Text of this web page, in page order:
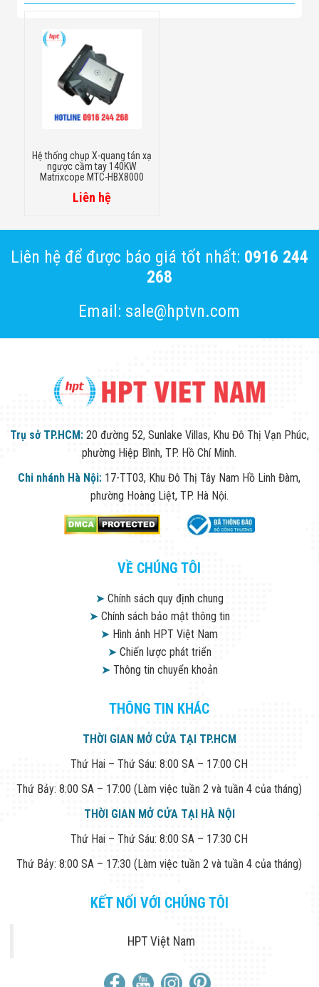
Hệ thống chụp X-quang tán xạ
ngược cầm tay 140KW
Matrixcope MTC-HBX8000
Liên hệ
Liên hệ để được báo giá tốt nhất: 0916 244
268
Email: sale@hptvn.com
Trụ sở TP.HCM: 20 đường 52, Sunlake Villas, Khu Đô Thị Vạn Phúc,
phường Hiệp Bình, TP. Hồ Chí Minh.
Chi nhánh Hà Nội: 17-TT03, Khu Đô Thị Tây Nam Hồ Linh Đàm,
phường Hoàng Liệt, TP. Hà Nội.
VỀ CHÚNG TÔI
➤Chính sách quy định chung
➤Chính sách bảo mật thông tin
➤ Hình ảnh HPT Việt Nam
➤Chiến lược phát triển
➤Thông tin chuyển khoản
THÔNG TIN KHÁC
THỜI GIAN MỞ CỬA TẠI TP.HCM
Thứ Hai – Thứ Sáu: 8:00 SA – 17:00 CH
Thứ Bảy: 8:00 SA – 17:00 (Làm việc tuần 2 và tuần 4 của tháng)
THỜI GIAN MỞ CỬA TẠI HÀ NỘI
Thứ Hai – Thứ Sáu: 8:00 SA – 17:30 CH
Thứ Bảy: 8:00 SA – 17:30 (Làm việc tuần 2 và tuần 4 của tháng)
KẾT NỐI VỚI CHÚNG TÔI
HPT Việt Nam